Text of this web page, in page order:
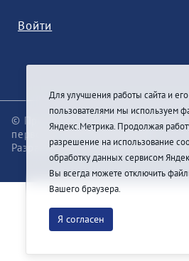
Войти
© При цитировании информации с
первоисточник обязательна
Разработка и техподдержка сайта
Для улучшения работы сайта и
пользователями мы используем
Яндекс.Метрика. Продолжая
разрешение на использование
обработку данных сервисом
Вы всегда можете отключить
Вашего браузера.
Я согласен